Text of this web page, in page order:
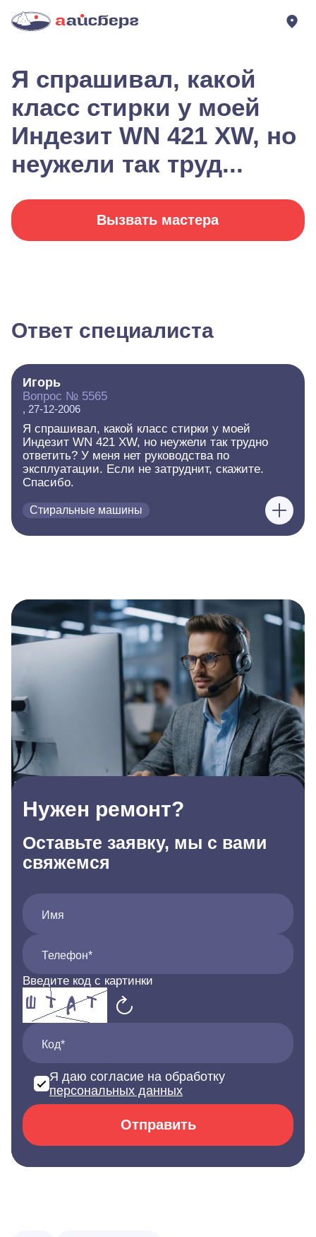
Я спрашивал, какой
класс стирки у моей
Индезит WN 421 XW, но
неужели так труд...
Вызвать мастера
Ответ специалиста
Игорь
Вопрос № 5565
, 27-12-2006
Я спрашивал, какой класс стирки у моей
Индезит WN 421 XW, но неужели так трудно
ответить? У меня нет руководства по
эксплуатации. Если не затруднит, скажите.
Спасибо.
Стиральные машины
Нужен ремонт?
Оставьте заявку, мы с вами
свяжемся
Имя
Телефон*
Введите код с картинки
Код*
Я даю согласие на обработку
персональных данных
Отправить